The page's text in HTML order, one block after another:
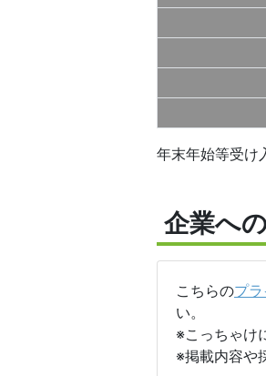
年末年始等受け
企業へ
こちらのプ
い。
※こっちゃけ
※掲載内容や